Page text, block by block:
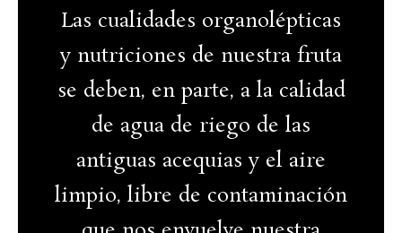
Las cualidades organolépticas
y nutriciones de nuestra fruta
se deben, en parte, a la calidad
de agua de riego de las
antiguas acequias y el aire
limpio, libre de contaminación